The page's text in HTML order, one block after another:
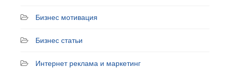
Бизнес мотивация
Бизнес статьи
Интернет реклама и маркетинг